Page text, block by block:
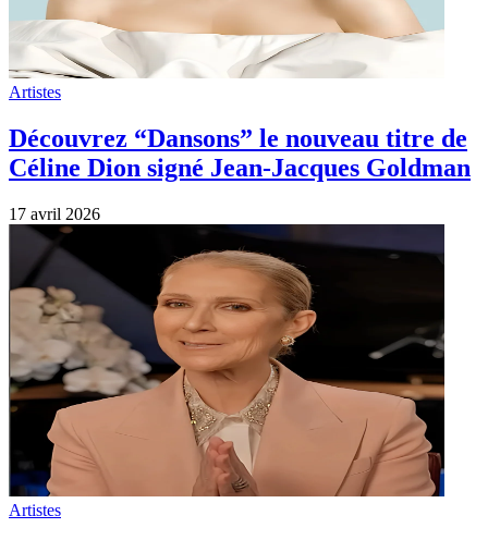
Artistes
Découvrez “Dansons” le nouveau titre de
Céline Dion signé Jean-Jacques Goldman
17 avril 2026
Artistes